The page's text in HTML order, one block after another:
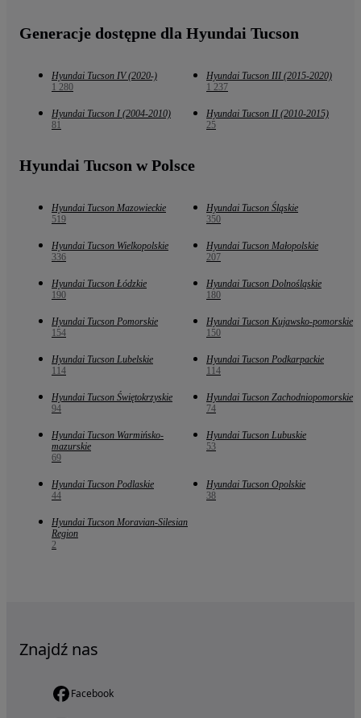
Generacje dostępne dla Hyundai Tucson
Hyundai Tucson IV (2020-)
1 280
Hyundai Tucson III (2015-2020)
1 237
Hyundai Tucson I (2004-2010)
81
Hyundai Tucson II (2010-2015)
25
Hyundai Tucson w Polsce
Hyundai Tucson Mazowieckie
519
Hyundai Tucson Śląskie
350
Hyundai Tucson Wielkopolskie
336
Hyundai Tucson Małopolskie
207
Hyundai Tucson Łódzkie
190
Hyundai Tucson Dolnośląskie
180
Hyundai Tucson Pomorskie
154
Hyundai Tucson Kujawsko-pomorskie
150
Hyundai Tucson Lubelskie
114
Hyundai Tucson Podkarpackie
114
Hyundai Tucson Świętokrzyskie
94
Hyundai Tucson Zachodniopomorskie
74
Hyundai Tucson Warmińsko-
mazurskie
69
Hyundai Tucson Lubuskie
53
Hyundai Tucson Podlaskie
44
Hyundai Tucson Opolskie
38
Hyundai Tucson Moravian-Silesian
Region
2
Znajdź nas
Facebook